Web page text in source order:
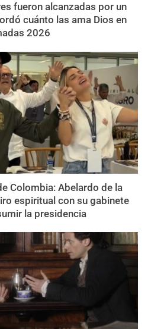
fueron alcanzadas por un
cuánto las ama Dios en
2026
Colombia: Abelardo de la
espiritual con su gabinete
la presidencia